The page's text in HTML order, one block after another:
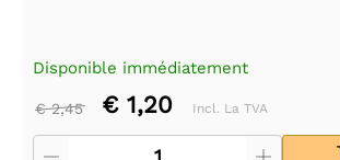
Disponible immédiatement
€ 2,45 € 1,20 Incl. La TVA